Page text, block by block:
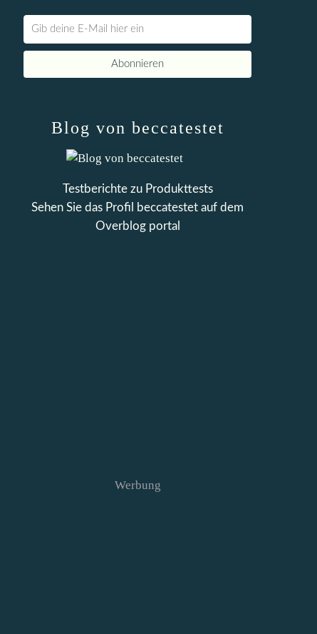
Blog von beccatestet
Testberichte zu Produkttests
Sehen Sie das Profil
beccatestet auf dem
Overblog portal
Werbung